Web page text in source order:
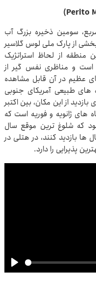
۲۵۰ کیلومتر مربع، سومین ذخیره بزرگ آب
از پارک ملی لوس گلاسیر
منطقه از لحاظ استراتژیک
و مناظری نفس گیر از
عظیم در آن قابل مشاهده
های طبیعی آمریکای جنوبی
از این مکان، بین اکتبر
های ژانویه و فوریه است که
که شلوغ ترین موقع سال
بازدید کنند، در هتلی در
پذیرایی را دارد.
Play